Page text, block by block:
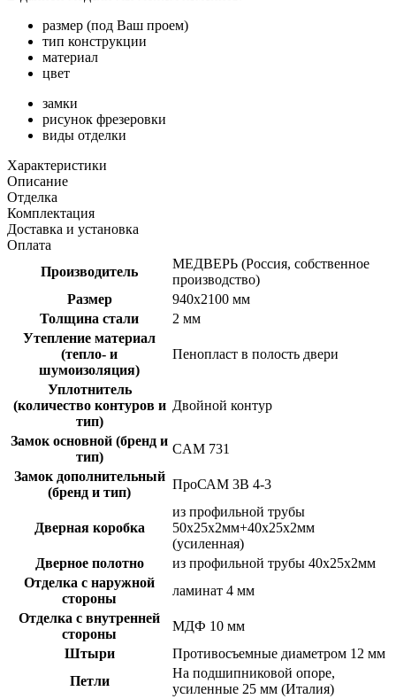
размер (под Ваш проем)
тип конструкции
материал
цвет
замки
рисунок фрезеровки
виды отделки
Характеристики
Описание
Отделка
Комплектация
Доставка и установка
Оплата
Производитель
МЕДВЕРЬ (Россия, собственное
производство)
Размер
940х2100 мм
Толщина стали
2 мм
Утепление материал
(тепло- и
шумоизоляция)
Пенопласт в полость двери
Уплотнитель
(количество контуров и
тип)
Двойной контур
Замок основной (бренд и
тип)
CAM 731
Замок дополнительный
(бренд и тип)
ПроСАМ 3В 4-3
Дверная коробка
из профильной трубы
50х25х2мм+40х25х2мм
(усиленная)
Дверное полотно
из профильной трубы 40х25х2мм
Отделка с наружной
стороны
ламинат 4 мм
Отделка с внутренней
стороны
МДФ 10 мм
Штыри
Противосъемные диаметром 12 мм
Петли
На подшипниковой опоре,
усиленные 25 мм (Италия)